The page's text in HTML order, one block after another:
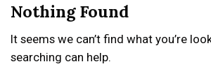
Nothing Found
It seems we can’t find what you’re
searching can help.